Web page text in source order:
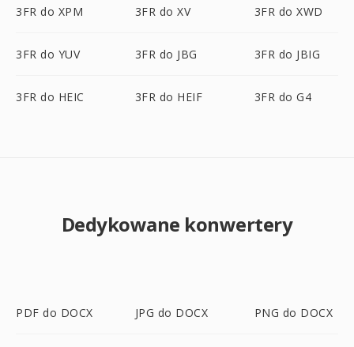
3FR do XPM 3FR do XV 3FR do XWD
3FR do YUV 3FR do JBG 3FR do JBIG
3FR do HEIC 3FR do HEIF 3FR do G4
Dedykowane konwertery
PDF do DOCX JPG do DOCX PNG do DOCX